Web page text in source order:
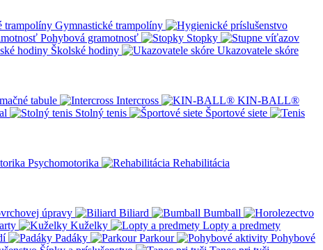
Gymnastické trampolíny
Pohybová gramotnosť
Stopky
Školské hodiny
Ukazovatele skóre
tabule Intercross
KIN-BALL®
Stolný tenis
Športové siete
Psychomotorika
Rehabilitácia
úpravy Biliard
Bumball
Kuželky
Lopty a predmety
Padáky Parkour
Pohybové